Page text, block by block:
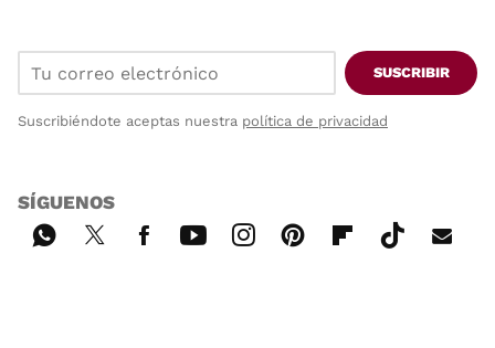
SUSCRIBIR
Suscribiéndote aceptas nuestra política de privacidad
SÍGUENOS